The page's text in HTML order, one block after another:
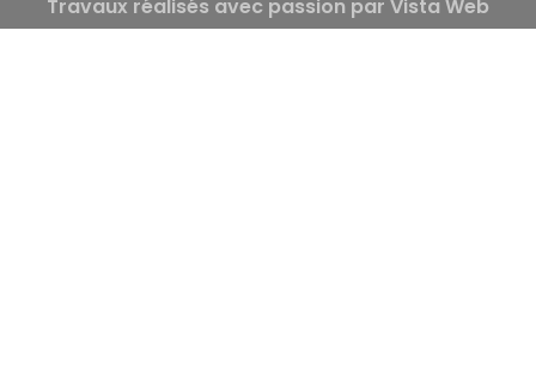
Travaux réalisés avec passion par Vista Web